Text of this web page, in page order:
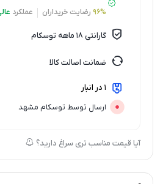
96% رضایت خریداران عملکرد
گارانتی 18 ماهه توسکام
ضمانت اصالت کالا
1 در انبار
ارسال توسط توسکام مشهد
آیا قیمت مناسب تری سراغ دارید؟